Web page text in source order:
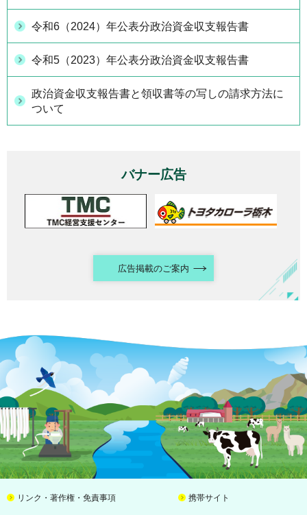
令和6（2024）年公表分政治資金収支報告書
令和5（2023）年公表分政治資金収支報告書
政治資金収支報告書と領収書等の写しの請求方法に
ついて
バナー広告
広告掲載のご案内
リンク・著作権・免責事項 携帯サイト